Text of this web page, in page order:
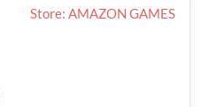
Store: AMAZON GAMES